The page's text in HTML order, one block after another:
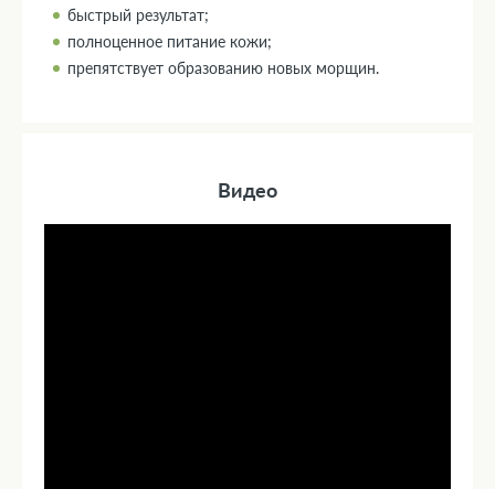
быстрый результат;
полноценное питание кожи;
препятствует образованию новых морщин.
Видео